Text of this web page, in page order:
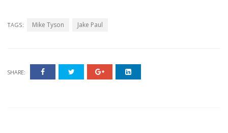
TAGS: Mike Tyson Jake Paul
SHARE: